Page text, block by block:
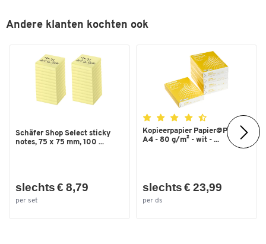
Andere klanten kochten ook
Schäfer Shop Select sticky
notes, 75 x 75 mm, 100 ...
slechts € 8,79
per set
Kopieerpapier Papier@Print -
A4 - 80 g/m² - wit - ...
slechts € 23,99
per ds